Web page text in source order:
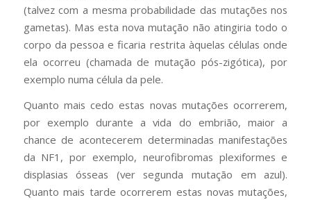
(talvez com a mesma probabilidade das mutações nos
gametas). Mas esta nova mutação não atingiria todo o
corpo da pessoa e ficaria restrita àquelas células onde
ela ocorreu (chamada de mutação pós-zigótica), por
exemplo numa célula da pele.
Quanto mais cedo estas novas mutações ocorrerem,
por exemplo durante a vida do embrião, maior a
chance de acontecerem determinadas manifestações
da NF1, por exemplo, neurofibromas plexiformes e
displasias ósseas (ver segunda mutação em azul).
Quanto mais tarde ocorrerem estas novas mutações,